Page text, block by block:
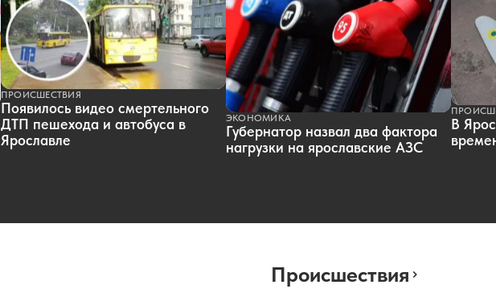
ПРОИСШЕСТВИЯ
Появилось видео смертельного
ДТП пешехода и автобуса в
Ярославле
ЭКОНОМИКА
Губернатор назвал два фактора
нагрузки на ярославские АЗС
В
Происшествия